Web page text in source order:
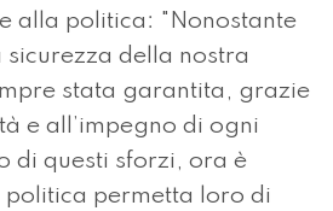
alla politica: "Nonostante
della nostra
stata garantita, grazie
e all’impegno di ogni
di questi sforzi, ora è
politica permetta loro di